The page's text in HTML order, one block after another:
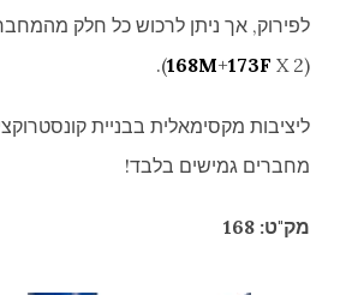
לפירוק, אך ניתן לרכוש כל חלק
(
168M+173F X 2).
ליציבות מקסימאלית בבניית
מחברים גמישים בלבד!
מק"ט: 168